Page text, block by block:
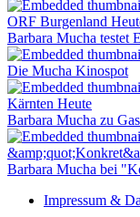
Barbara Mucha testet
Die Mucha Kinospot
Barbara Mucha zu
Barbara Mucha bei
Impressum &